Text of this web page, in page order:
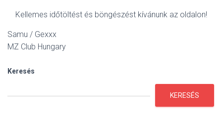
Kellemes időtöltést és böngészést kívánunk az oldalon!
Samu / Gexxx
MZ Club Hungary
Keresés
KERESÉS